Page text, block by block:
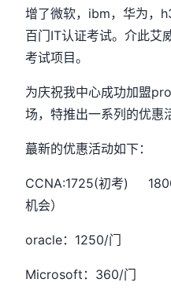
增了微软，ibm，华为，
百门IT认证考试。介此艾
考试项目。
为庆祝我中心成功加盟
场，特推出一系列的优惠
蕞新的优惠活动如下：
CCNA:1725(初考)
机会）
oracle：1250/门
Microsoft：360/门